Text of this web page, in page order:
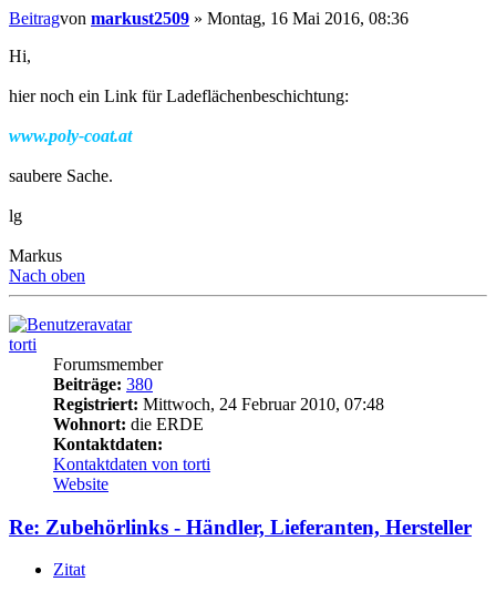
Beitragvon markust2509 » Montag, 16 Mai 2016, 08:36
Hi,
hier noch ein Link für Ladeflächenbeschichtung:
www.poly-coat.at
saubere Sache.
lg
Markus
Nach oben
torti
Forumsmember
Beiträge: 380
Registriert: Mittwoch, 24 Februar 2010, 07:48
Wohnort: die ERDE
Kontaktdaten:
Kontaktdaten von torti
Website
Re: Zubehörlinks - Händler, Lieferanten, Hersteller
Zitat